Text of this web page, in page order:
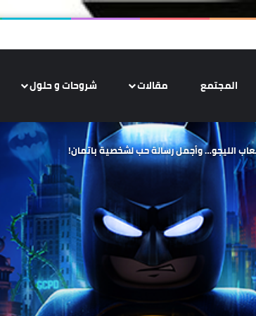
المجتمع مقالات شروحات و حلول